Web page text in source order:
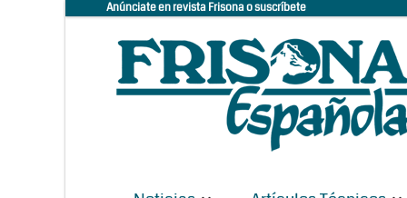
Anúnciate en revista Frisona o suscríbete